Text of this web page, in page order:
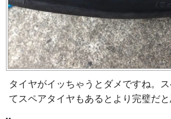
タイヤがイッちゃうとダメですね。
てスペアタイヤもあるとより完璧だと